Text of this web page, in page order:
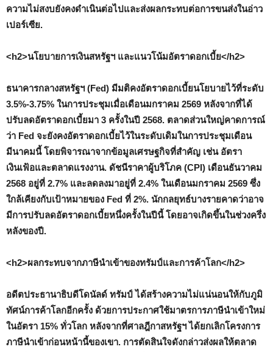
ความไม่สงบยังคงดำเนินต่อไปและส่งผลกระทบต่อการขนส่งในอ่าว
เปอร์เซีย.
<h2>นโยบายการเงินสหรัฐฯ และแนวโน้มอัตราดอกเบี้ย</h2>
ธนาคารกลางสหรัฐฯ (Fed) มีมติคงอัตราดอกเบี้ยนโยบายไว้ที่ระดับ
3.5%-3.75% ในการประชุมเมื่อเดือนมกราคม 2569 หลังจากที่ได้
ปรับลดอัตราดอกเบี้ยมา 3 ครั้งในปี 2568. ตลาดส่วนใหญ่คาดการณ์
ว่า Fed จะยังคงอัตราดอกเบี้ยไว้ในระดับเดิมในการประชุมเดือน
มีนาคมนี้ โดยพิจารณาจากข้อมูลเศรษฐกิจที่สำคัญ เช่น อัตรา
เงินเฟ้อและตลาดแรงงาน. ดัชนีราคาผู้บริโภค (CPI) เดือนธันวาคม
2568 อยู่ที่ 2.7% และลดลงมาอยู่ที่ 2.4% ในเดือนมกราคม 2569 ซึ่ง
ใกล้เคียงกับเป้าหมายของ Fed ที่ 2%. นักกลยุทธ์บางรายคาดว่าอาจ
มีการปรับลดอัตราดอกเบี้ยหนึ่งครั้งในปีนี้ โดยอาจเกิดขึ้นในช่วงครึ่ง
หลังของปี.
<h2>ผลกระทบจากภาษีนำเข้าของทรัมป์และการค้าโลก</h2>
อดีตประธานาธิบดีโดนัลด์ ทรัมป์ ได้สร้างความไม่แน่นอนให้กับภูมิ
ทัศน์การค้าโลกอีกครั้ง ด้วยการประกาศใช้มาตรการภาษีนำเข้าใหม่
ในอัตรา 15% ทั่วโลก หลังจากที่ศาลฎีกาสหรัฐฯ ได้ยกเลิกโครงการ
ภาษีนำเข้าก่อนหน้านี้ของเขา. การตัดสินใจดังกล่าวส่งผลให้ตลาด